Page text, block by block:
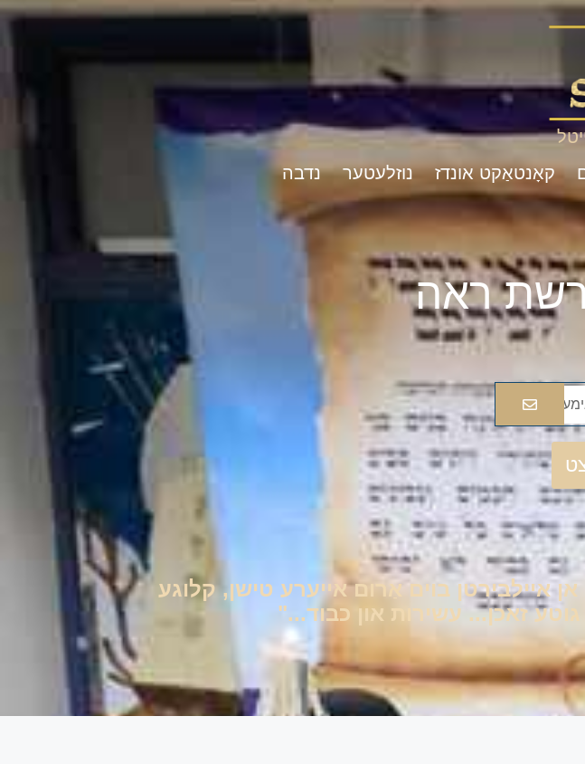
קאָנטאַקט אונדז נוזלעטער נדבה
אן איילבירטן בוים אַרום אייערע טישן, קלוגע
זאכן... עשירות און כבוד..."